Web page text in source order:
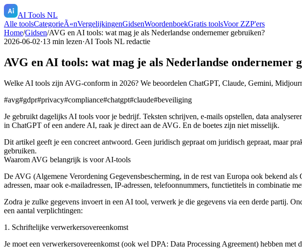
AI Tools NL
Alle toolsCategorieÃ«nVergelijkingenGidsenWoordenboekGratis toolsVoor ZZP'ers
Home/Gidsen/AVG en AI tools: wat mag je als Nederlandse ondernemer gebruiken?
2026-06-02·13 min lezen·AI Tools NL redactie
AVG en AI tools: wat mag je als Nederlandse ondernemer
Welke AI tools zijn AVG-conform in 2026? We beoordelen ChatGPT, Claude, Gemini,
#avg#gdpr#privacy#compliance#chatgpt#claude#beveiliging
Je gebruikt dagelijks AI tools voor je bedrijf. Teksten schrijven, e-mails opstellen, data
in ChatGPT of een andere AI, raak je direct aan de AVG. En de boetes zijn niet misselijk.
Dit artikel geeft je een concreet antwoord. Geen juridisch gepraat om juridisch gepraat, maar
gebruiken.
Waarom AVG belangrijk is voor AI-tools
De AVG (Algemene Verordening Gegevensbescherming, in de rest van Europa ook bekend
adressen, maar ook e-mailadressen, IP-adressen, telefoonnummers, functietitels in combinatie
Zodra je zulke gegevens invoert in een AI tool, verwerk je die gegevens via een derde partij.
een aantal verplichtingen:
1. Schriftelijke verwerkersovereenkomst
Je moet een verwerkersovereenkomst (ook wel DPA: Data Processing Agreement) hebben